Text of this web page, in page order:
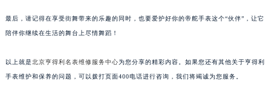
最后，请记得在享受街舞带来的乐趣的同时，也要爱护好你的帝舵手表这个“伙伴”，让它
陪伴你继续在生活的舞台上尽情舞蹈！
以上就是北京亨得利名表维修服务中心为您分享的精彩内容。如果您还有其他关于亨得利
手表维护和保养的问题，可以拨打页面400电话进行咨询，我们将竭诚为您服务。